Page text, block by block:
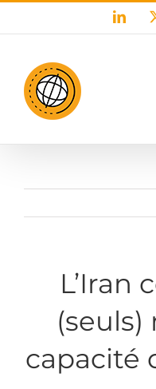
L’Iran
(seuls)
capacité